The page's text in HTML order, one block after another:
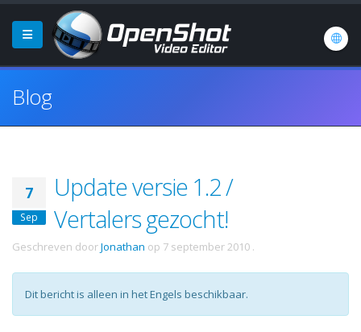
Blog
7
Sep
Update versie 1.2 /
Vertalers gezocht!
Geschreven doorJonathan op 7 september 2010 .
Dit bericht is alleen in het Engels beschikbaar.